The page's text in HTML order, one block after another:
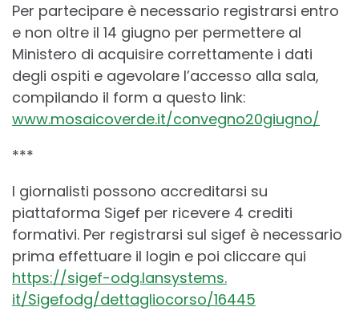
Per partecipare è necessario registrarsi entro
e non oltre il 14 giugno per permettere al
Ministero di acquisire correttamente i dati
degli ospiti e agevolare l’accesso alla sala,
compilando il form a questo link:
www.mosaicoverde.it/convegno20giugno/
***
I giornalisti possono accreditarsi su
piattaforma Sigef per ricevere 4 crediti
formativi. Per registrarsi sul sigef è necessario
prima effettuare il login e poi cliccare qui
https://sigef-odg.lansystems.
it/Sigefodg/dettagliocorso/16445